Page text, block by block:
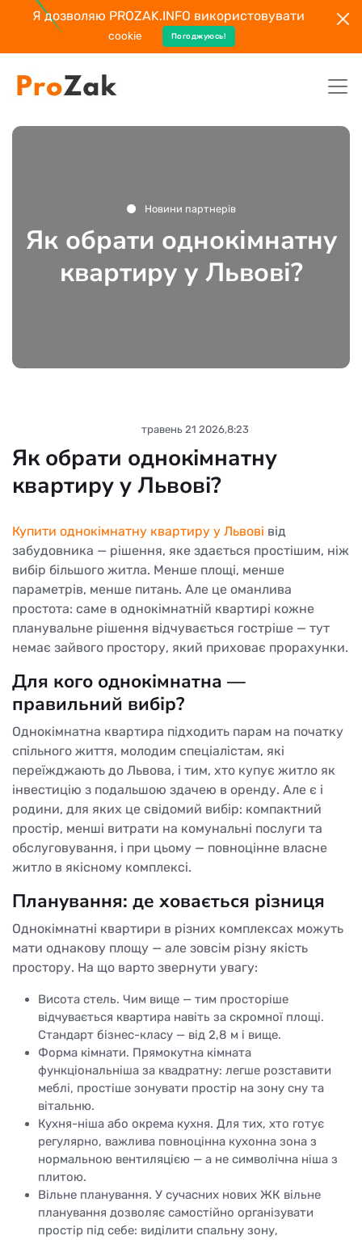
Я дозволяю PROZAK.INFO використовувати
cookie Погоджуюсь!
Новини партнерів
Як обрати однокімнатну
квартиру у Львові?
травень 21 2026,8:23
Як обрати однокімнатну
квартиру у Львові?
Купити однокімнатну квартиру у Львові від
забудовника — рішення, яке здається простішим, ніж
вибір більшого житла. Менше площі, менше
параметрів, менше питань. Але це оманлива
простота: саме в однокімнатній квартирі кожне
планувальне рішення відчувається гостріше — тут
немає зайвого простору, який приховає прорахунки.
Для кого однокімнатна —
правильний вибір?
Однокімнатна квартира підходить парам на початку
спільного життя, молодим спеціалістам, які
переїжджають до Львова, і тим, хто купує житло як
інвестицію з подальшою здачею в оренду. Але є і
родини, для яких це свідомий вибір: компактний
простір, менші витрати на комунальні послуги та
обслуговування, і при цьому — повноцінне власне
житло в якісному комплексі.
Планування: де ховається різниця
Однокімнатні квартири в різних комплексах можуть
мати однакову площу — але зовсім різну якість
простору. На що варто звернути увагу:
Висота стель. Чим вище — тим просторіше
відчувається квартира навіть за скромної площі.
Стандарт бізнес-класу — від 2,8 м і вище.
Форма кімнати. Прямокутна кімната
функціональніша за квадратну: легше розставити
меблі, простіше зонувати простір на зону сну та
вітальню.
Кухня-ніша або окрема кухня. Для тих, хто готує
регулярно, важлива повноцінна кухонна зона з
нормальною вентиляцією — а не символічна ніша з
плитою.
Вільне планування. У сучасних нових ЖК вільне
планування дозволяє самостійно організувати
простір під себе: виділити спальну зону,